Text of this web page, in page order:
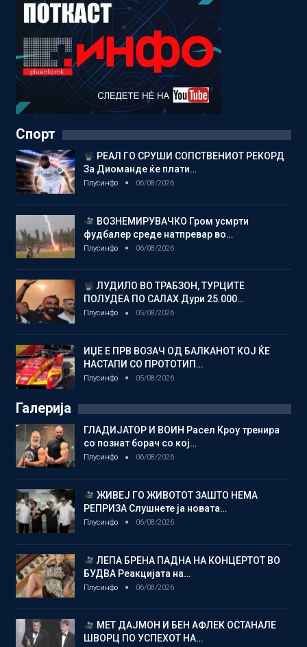
Спорт
РЕАЛ ГО СРУШИ СОПСТВЕНИОТ РЕКОРД
За Диоманде ќе плати…
Плусинфо 06/08/2026
ВОЗНЕМИРУВАЧКО Гром усмрти
фудбалер среде натпревар во…
Плусинфо 06/08/2026
ЛУДИЛО ВО ТРАБЗОН, ТУРЦИТЕ
ПОЛУДЕА ПО САЛАХ Дури 25.000…
Плусинфо 05/08/2026
ИЏЕ Е ПРВ ВОЗАЧ ОД БАЛКАНОТ КОЈ ЌЕ
НАСТАПИ СО ПРОТОТИП…
Плусинфо 05/08/2026
Галерија
ГЛАДИЈАТОР И ВОИН Расел Кроу тренира
со познат борач со кој…
Плусинфо 06/08/2026
ЖИВЕЈ ГО ЖИВОТОТ ЗАШТО НЕМА
РЕПРИЗА Слушнете ја новата…
Плусинфо 06/08/2026
ЛЕПА БРЕНА ПАДНА НА КОНЦЕРТОТ ВО
БУДВА Реакцијата на…
Плусинфо 06/08/2026
МЕТ ДАЈМОН И БЕН АФЛЕК ОСТАНАЛЕ
ШВОРЦ ПО УСПЕХОТ НА…